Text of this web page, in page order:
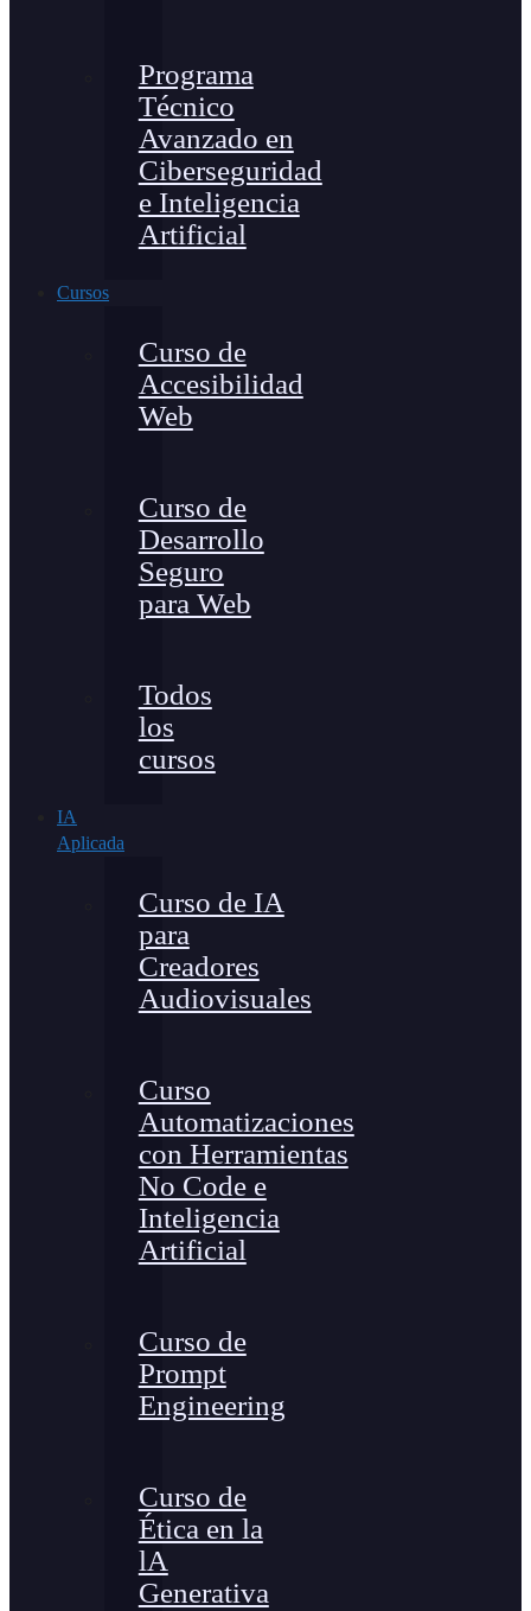
Programa
Técnico
Avanzado en
Ciberseguridad
e Inteligencia
Artificial
Cursos
Curso de
Accesibilidad
Web
Curso de
Desarrollo
Seguro
para Web
Todos
los
cursos
IA
Aplicada
Curso de IA
para
Creadores
Audiovisuales
Curso
Automatizaciones
con Herramientas
No Code e
Inteligencia
Artificial
Curso de
Prompt
Engineering
Curso de
Ética en la
lA
Generativa